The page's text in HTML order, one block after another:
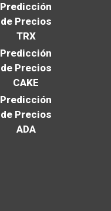
Predicción
de Precios
TRX
Predicción
de Precios
CAKE
Predicción
de Precios
ADA